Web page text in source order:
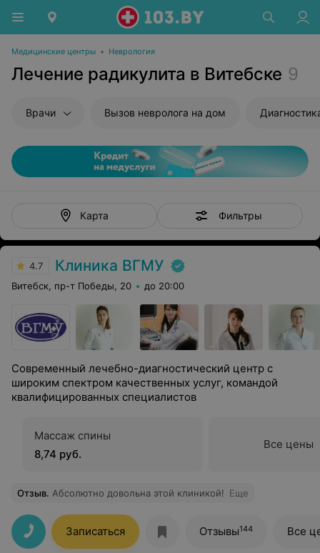
Медицинские центры • Неврология
Лечение радикулита в Витебске 9
Врачи Вызов невролога на дом
Карта Фильтры
4.7 Клиника ВГМУ
Витебск, пр-т Победы, 20 до 20:00
Современный лечебно-диагностический центр с
широким спектром качественных услуг, командой
квалифицированных специалистов
Массаж спины
8,74 руб.
Все цены
Отзыв. Абсолютно довольна этой клиникой! Еще
Записаться Отзывы144 Все